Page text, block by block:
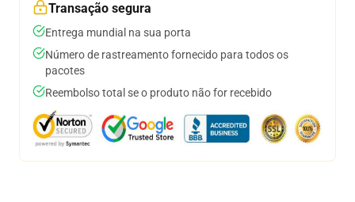
Transação segura
Entrega mundial na sua porta
Número de rastreamento fornecido para todos os
pacotes
Reembolso total se o produto não for recebido